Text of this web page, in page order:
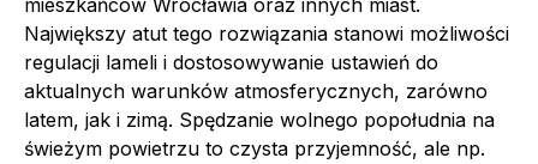
mieszkańców Wrocławia oraz innych miast.
Największy atut tego rozwiązania stanowi możliwości
regulacji lameli i dostosowywanie ustawień do
aktualnych warunków atmosferycznych, zarówno
latem, jak i zimą. Spędzanie wolnego popołudnia na
świeżym powietrzu to czysta przyjemność, ale np.